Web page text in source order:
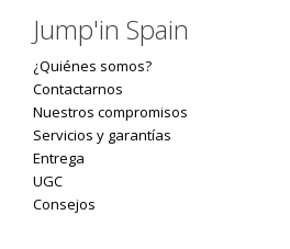
Jump'in Spain
¿Quiénes somos?
Contactarnos
Nuestros compromisos
Servicios y garantías
Entrega
UGC
Consejos